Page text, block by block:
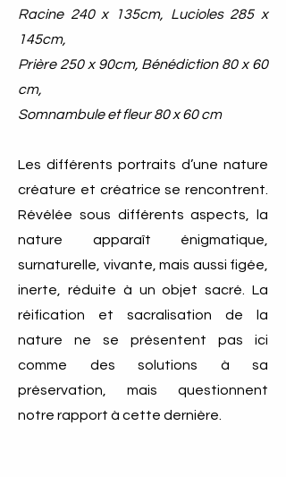
Racine 240 x 135cm, Lucioles 285 x
145cm,
Prière 250 x 90cm, Bénédiction 80 x 60
cm,
Somnambule et fleur 80 x 60 cm
Les différents portraits d’une nature
créature et créatrice se rencontrent.
Révélée sous différents aspects, la
nature apparaît énigmatique,
surnaturelle, vivante, mais aussi figée,
inerte, réduite à un objet sacré. La
réification et sacralisation de la
nature ne se présentent pas ici
comme des solutions à sa
préservation, mais questionnent
notre rapport à cette dernière.​​